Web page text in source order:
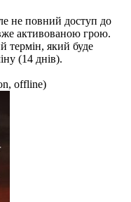
не повний доступ до
активованою грою.
термін, який буде
(14 днів).
offline)